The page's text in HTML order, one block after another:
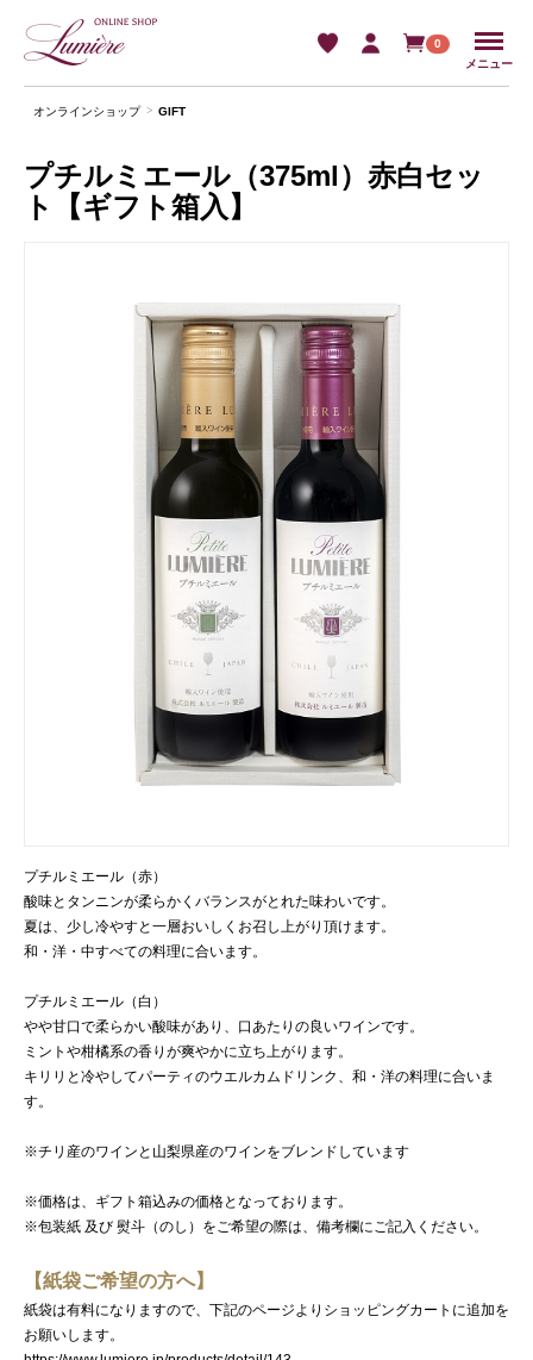
0
メニュー
オンラインショップ GIFT
プチルミエール（375ml）赤白セッ
ト【ギフト箱入】
プチルミエール（赤）
酸味とタンニンが柔らかくバランスがとれた味わいです。
夏は、少し冷やすと一層おいしくお召し上がり頂けます。
和・洋・中すべての料理に合います。
プチルミエール（白）
やや甘口で柔らかい酸味があり、口あたりの良いワインです。
ミントや柑橘系の香りが爽やかに立ち上がります。
キリリと冷やしてパーティのウエルカムドリンク、和・洋の料理に合いま
す。
※チリ産のワインと山梨県産のワインをブレンドしています
※価格は、ギフト箱込みの価格となっております。
※包装紙 及び 熨斗（のし）をご希望の際は、備考欄にご記入ください。
【紙袋ご希望の方へ】
紙袋は有料になりますので、下記のページよりショッピングカートに追加を
お願いします。